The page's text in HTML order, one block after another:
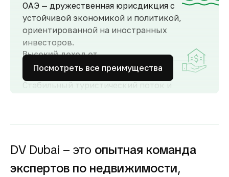
ОАЭ — дружественная юрисдикция с
устойчивой экономикой и политикой,
ориентированной на иностранных
инвесторов.
Высокий доход от
аренды
Стабильный туристический поток и
доходность для инвесторов как от
аренды.
строящуюся
Посмотреть все преимущества
DV Dubai – это опытная команда
экспертов по недвижимости,